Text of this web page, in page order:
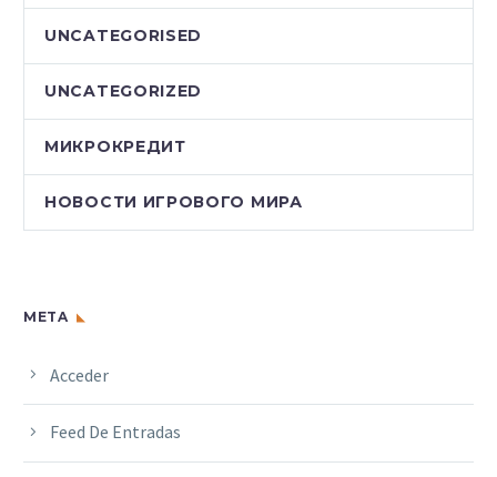
UNCATEGORISED
UNCATEGORIZED
МИКРОКРЕДИТ
НОВОСТИ ИГРОВОГО МИРА
META
Acceder
Feed De Entradas